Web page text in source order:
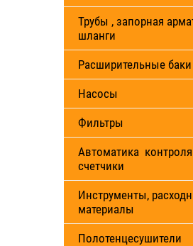
Трубы , запорная
шланги
Расширительные баки
Насосы
Фильтры
Автоматика
счетчики
Инструменты,
материалы
Полотенцесушители